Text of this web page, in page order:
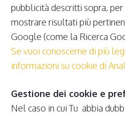
pubblicità descritti sopra, per
mostrare risultati più
Google (come la Ricerca
Se vuoi conoscerne di più
informazioni su cookie di
Gestione dei cookie e
Nel caso in cui Tu abbia